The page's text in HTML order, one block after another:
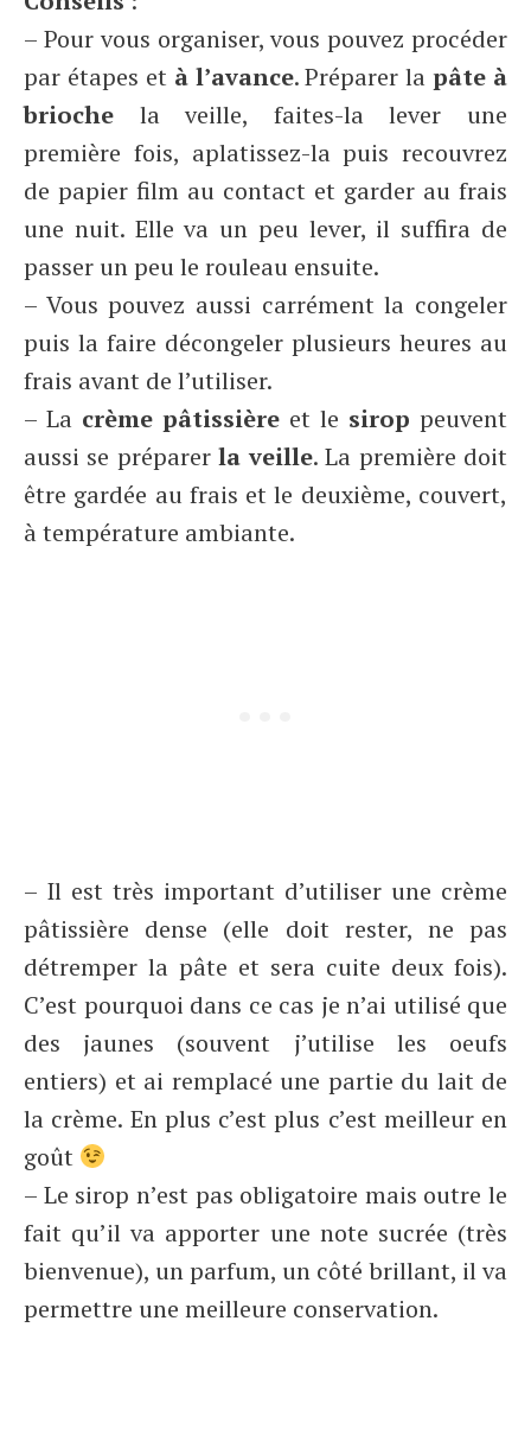
– Pour vous organiser, vous pouvez procéder
par étapes et à l’avance. Préparer lapâte à
brioche la veille, faites-la lever une
première fois, aplatissez-la puis recouvrez
de papier film au contact et garder au frais
une nuit. Elle va un peu lever, il suffira de
passer un peu le rouleau ensuite.
– Vous pouvez aussi carrément la congeler
puis la faire décongeler plusieurs heures au
frais avant de l’utiliser.
– La crème pâtissière et le sirop peuvent
aussi se préparerla veille. La première doit
être gardée au frais et le deuxième, couvert,
à température ambiante.
– Il est très important d’utiliser une crème
pâtissière dense (elle doit rester, ne pas
détremper la pâte et sera cuite deux fois).
C’est pourquoi dans ce cas je n’ai utilisé que
des jaunes (souvent j’utilise les oeufs
entiers) et ai remplacé une partie du lait de
la crème. En plus c’est plus c’est meilleur en
goût
– Le sirop n’est pas obligatoire mais outre le
fait qu’il va apporter une note sucrée (très
bienvenue), un parfum, un côté brillant, il va
permettre une meilleure conservation.